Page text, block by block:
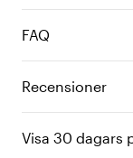
FAQ
Recensioner
Visa 30 dagars